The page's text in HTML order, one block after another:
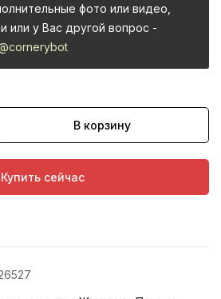
фото или видео,
или у Вас другой вопрос -
В корзину
Купить сейчас